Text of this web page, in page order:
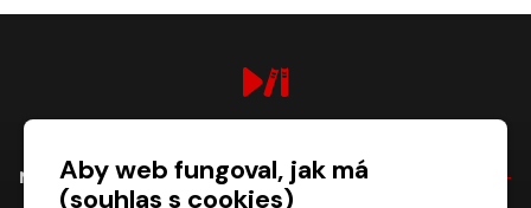
NÁKUPAby web fungoval, jak má
(souhlas s cookies)